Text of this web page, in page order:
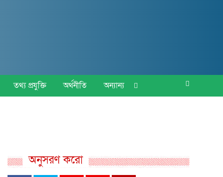
তথ্য প্রযুক্তি অর্থনীতি অন্যান্য
অনুসরণ করো